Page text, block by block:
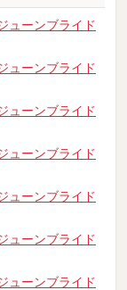
ューンブライド
ューンブライド
ューンブライド
ューンブライド
ューンブライド
ューンブライド
ューンブライド